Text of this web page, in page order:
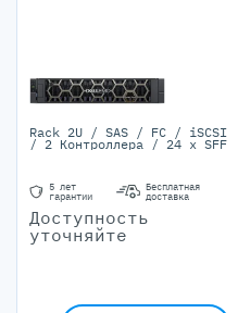
Rack 2U / SAS / FC / iSCSI
/ 2 Контроллера / 24 x SFF
5 лет
гарантии
Бесплатная
доставка
Доступность
уточняйте